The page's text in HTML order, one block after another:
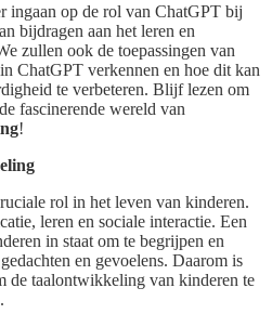
ingaan op de rol van ChatGPT bij
bijdragen aan het leren en
zullen ook de toepassingen van
in ChatGPT verkennen en hoe dit kan
te verbeteren. Blijf lezen om
fascinerende wereld van
!
rol in het leven van kinderen.
leren en sociale interactie. Een
in staat om te begrijpen en
en gevoelens. Daarom is
de taalontwikkeling van kinderen te